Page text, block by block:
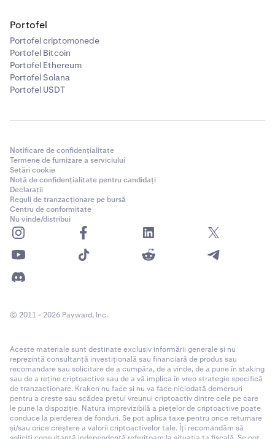
Portofel
Portofel criptomonede
Portofel Bitcoin
Portofel Ethereum
Portofel Solana
Portofel USDT
Notificare de confidențialitate
Termene de furnizare a serviciului
Setări cookie
Notă de confidențialitate pentru candidați
Declarații
Reguli de tranzacționare pe bursă
Centru de conformitate
Nu vinde/distribui
© 2011 - 2026 Payward, Inc.
Aceste materiale sunt destinate exclusiv informării generale și nu
reprezintă consultanță investițională sau financiară de produs sau
recomandare sau solicitare de a cumpăra, de a vinde, de a pune în staking
sau de a reține criptoactive sau de a vă implica în vreo strategie specifică
de tranzacționare. Kraken nu face și nu va face niciodată demersuri
pentru a crește sau scădea prețul vreunui criptoactiv dintre cele pe care
le pune la dispoziție. Natura imprevizibilă a piețelor de criptoactive poate
conduce la pierderea de fonduri. Se pot aplica taxe pentru orice returnare
și/sau orice creștere a valorii criptoactivelor tale. Îți recomandăm să